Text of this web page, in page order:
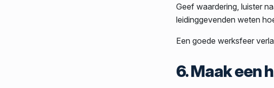
Geef waardering, luister
leidinggevenden weten
Een goede werksfeer
6. Maak een